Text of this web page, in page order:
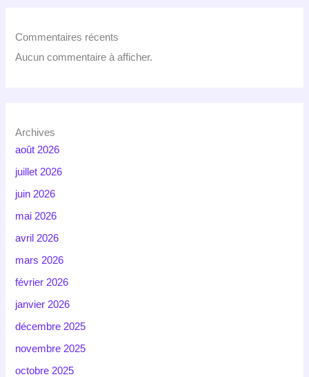
Commentaires récents
Aucun commentaire à afficher.
Archives
août 2026
juillet 2026
juin 2026
mai 2026
avril 2026
mars 2026
février 2026
janvier 2026
décembre 2025
novembre 2025
octobre 2025